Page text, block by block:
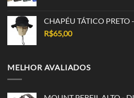
CHAPÉU TÁTICO PRETO
R$65,00
MELHOR AVALIADOS